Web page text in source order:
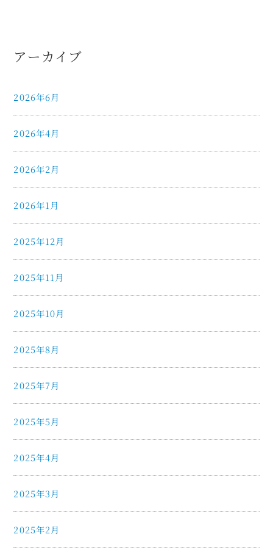
アーカイブ
2026年6月
2026年4月
2026年2月
2026年1月
2025年12月
2025年11月
2025年10月
2025年8月
2025年7月
2025年5月
2025年4月
2025年3月
2025年2月